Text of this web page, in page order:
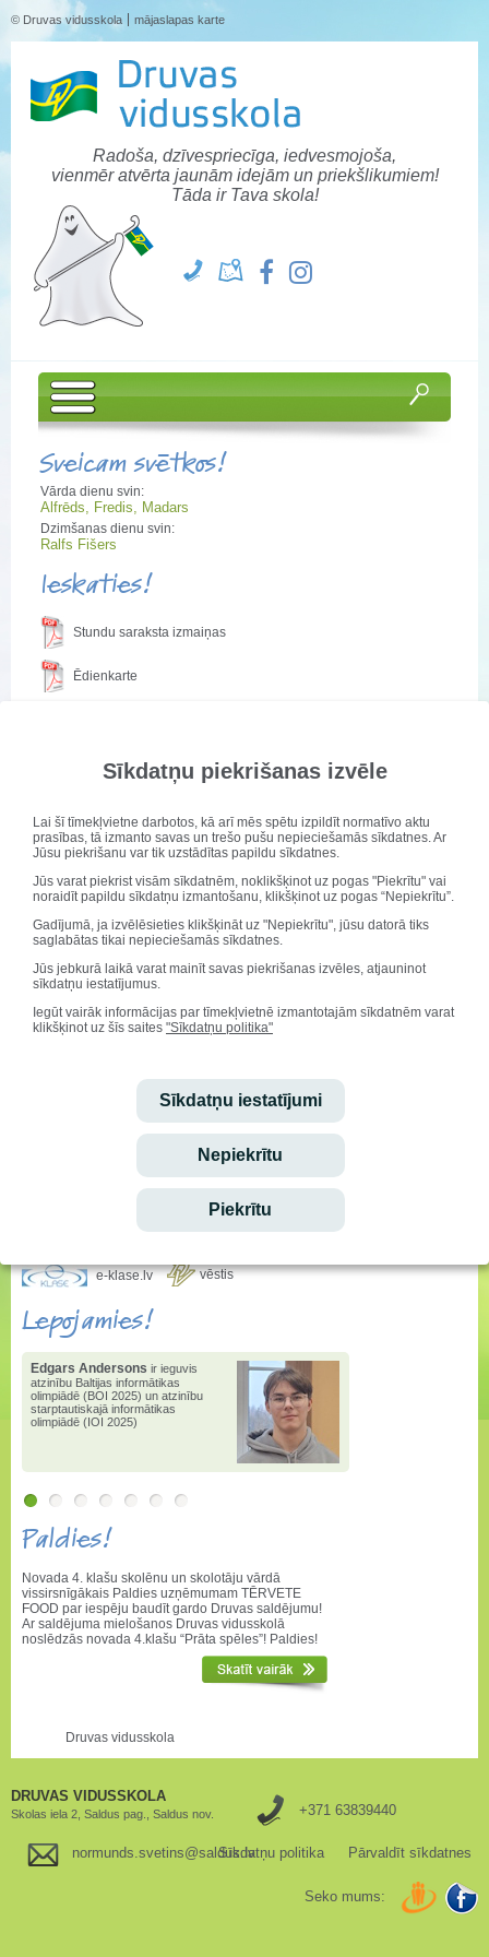
Sīkdatņu piekrišanas izvēle
Lai šī tīmekļvietne darbotos, kā arī mēs spētu izpildīt normatīvo aktu
prasības, tā izmanto savas un trešo pušu nepieciešamās sīkdatnes. Ar
Jūsu piekrišanu var tik uzstādītas papildu sīkdatnes.
Jūs varat piekrist visām sīkdatnēm, noklikšķinot uz pogas "Piekrītu" vai
noraidīt papildu sīkdatņu izmantošanu, klikšķinot uz pogas “Nepiekrītu”.
Gadījumā, ja izvēlēsieties klikšķināt uz "Nepiekrītu", jūsu datorā tiks
saglabātas tikai nepieciešamās sīkdatnes.
Jūs jebkurā laikā varat mainīt savas piekrišanas izvēles, atjauninot
sīkdatņu iestatījumus.
Iegūt vairāk informācijas par tīmekļvietnē izmantotajām sīkdatnēm varat
klikšķinot uz šīs saites "Sīkdatņu politika"
Sīkdatņu iestatījumi
Nepiekrītu
Piekrītu
© Druvas vidusskola mājaslapas karte
Radoša, dzīvespriecīga, iedvesmojoša,
vienmēr atvērta jaunām idejām un priekšlikumiem!
Tāda ir Tava skola!
Sveicam svētkos!
Vārda dienu svin:
Alfrēds, Fredis, Madars
Dzimšanas dienu svin:
Ralfs Fišers
Ieskaties!
Stundu saraksta izmaiņas
Ēdienkarte
Sveicam svētkos!
Stundu saraksta izmaiņas
e-klase.lv vēstis
Lepojamies!
Edgars Andersons ir ieguvis
atzinību Baltijas informātikas
olimpiādē (BOI 2025) un atzinību
starptautiskajā informātikas
olimpiādē (IOI 2025)
Paldies!
Novada 4. klašu skolēnu un skolotāju vārdā
vissirsnīgākais Paldies uzņēmumam TĒRVETE
FOOD par iespēju baudīt gardo Druvas saldējumu!
Ar saldējuma mielošanos Druvas vidusskolā
noslēdzās novada 4.klašu “Prāta spēles”! Paldies!
Druvas vidusskola
DRUVAS VIDUSSKOLA
Skolas iela 2, Saldus pag., Saldus nov. +371 63839440
normunds.svetins@saldus.lvSīkdatņu politika Pārvaldīt sīkdatnes
Seko mums: